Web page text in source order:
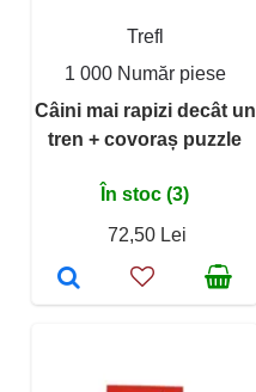
Trefl
1 000 Număr piese
Câini mai rapizi decât un
tren + covoraș puzzle
În stoc (3)
72,50 Lei